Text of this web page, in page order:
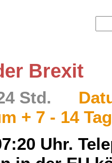
Brexit
Std.
+ 7 - 14
Uhr.